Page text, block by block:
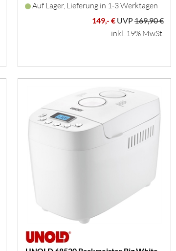
Auf Lager, Lieferung in 1-3 Werktagen
149,- € UVP169,90 €
inkl. 19% MwSt.